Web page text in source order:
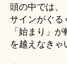
頭の中では、
サインがぐる
「始まり」
を越えなきゃ